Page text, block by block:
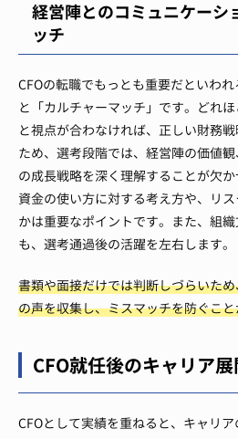
経営陣とのコミュニケーシ
ッチ
CFOの転職でもっとも重要だといわれ
と「カルチャーマッチ」です。どれ
と視点が合わなければ、正しい財務
ため、選考段階では、経営陣の価値
の成長戦略を深く理解することが欠か
資金の使い方に対する考え方や、リ
かは重要なポイントです。また、組
も、選考通過後の活躍を左右します。
書類や面接だけでは判断しづらいた
の声を収集し、ミスマッチを防ぐこ
CFO就任後のキャリア展
CFOとして実績を重ねると、キャリ